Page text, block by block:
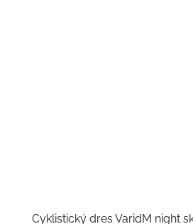
Cyklistický dres VaridM night